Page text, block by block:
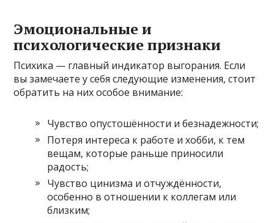
Эмоциональные и
психологические признаки
Психика — главный индикатор выгорания. Если
вы замечаете у себя следующие изменения, стоит
обратить на них особое внимание:
Чувство опустошённости и безнадежности;
Потеря интереса к работе и хобби, к тем
вещам, которые раньше приносили
радость;
Чувство цинизма и отчуждённости,
особенно в отношении к коллегам или
близким;